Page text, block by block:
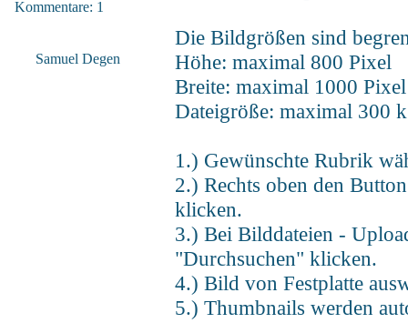
Kommentare: 1
Samuel Degen
Die Bildgrößen sind
Höhe: maximal 800 Pixel
Breite: maximal 1000 Pixel
Dateigröße: maximal 300 k
1.) Gewünschte Rubrik
2.) Rechts oben den
klicken.
3.) Bei Bilddateien -
"Durchsuchen" klicken.
4.) Bild von Festplatte
5.) Thumbnails werden